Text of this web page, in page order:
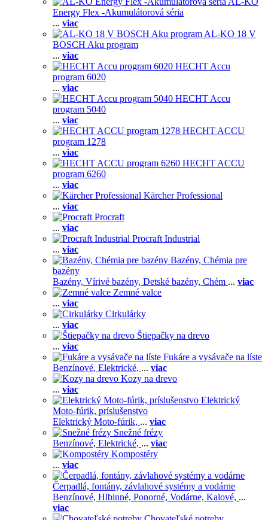
Energy Flex -Akumulátorová séria
... viac
AL-KO 18 V
BOSCH Aku program
... viac
HECHT Accu
program 6020
... viac
HECHT Accu
program 5040
... viac
HECHT ACCU
program 1278
... viac
HECHT ACCU
program 6260
... viac
Kärcher Professional
... viac
Procraft
... viac
Procraft Industrial
... viac
Bazény, Chémia pre
bazény
Bazény, Vírivé bazény, Detské bazény, Chém ... viac
Zemné valce
... viac
Cirkulárky
... viac
Štiepačky na drevo
... viac
Fukáre a vysávače na líste
Benzínové, Elektrické, ... viac
Kozy na drevo
... viac
Elektrický
Moto-fúrik, príslušenstvo
Elektrický Moto-fúrik, ... viac
Snežné frézy
Benzínové, Elektrické, ... viac
Kompostéry
... viac
Čerpadlá, fontány, závlahové systémy a vodárne
Benzínové, Hlbinné, Ponorné, Vodárne, Kalové, ...
viac